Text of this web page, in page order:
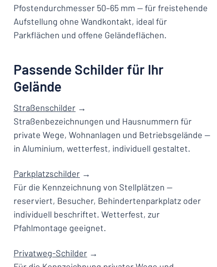
Pfostendurchmesser 50–65 mm — für freistehende
Aufstellung ohne Wandkontakt, ideal für
Parkflächen und offene Geländeflächen.
Passende Schilder für Ihr
Gelände
Straßenschilder →
Straßenbezeichnungen und Hausnummern für
private Wege, Wohnanlagen und Betriebsgelände —
in Aluminium, wetterfest, individuell gestaltet.
Parkplatzschilder →
Für die Kennzeichnung von Stellplätzen —
reserviert, Besucher, Behindertenparkplatz oder
individuell beschriftet. Wetterfest, zur
Pfahlmontage geeignet.
Privatweg-Schilder →